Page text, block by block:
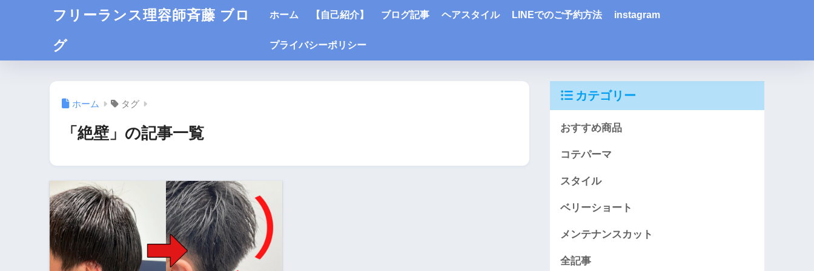
フリーランス理容師斉藤 ブロ
グ
ホーム 【自己紹介】 ブログ記事 ヘアスタイル LINEでのご予約方法 instagram
プライバシーポリシー
ホーム タグ
「絶壁」の記事一覧
カテゴリー
おすすめ商品
コテパーマ
スタイル
ベリーショート
メンテナンスカット
全記事